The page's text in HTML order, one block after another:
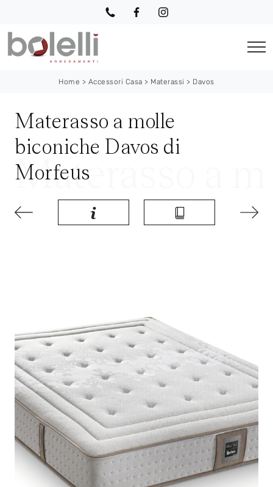
Home > Accessori Casa > Materassi > Davos
Materasso a molle
biconiche Davos di
Morfeus